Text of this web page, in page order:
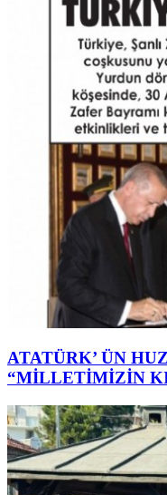
ATATÜRK’ ÜN
“MİLLETİMİZİN